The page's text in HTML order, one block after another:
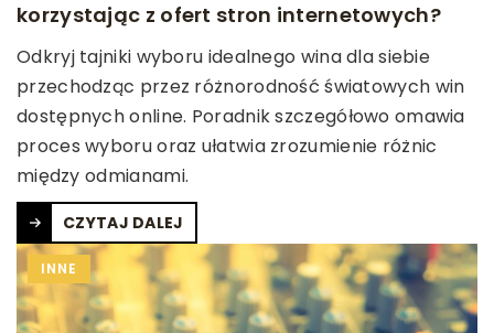
korzystając z ofert stron internetowych?
Odkryj tajniki wyboru idealnego wina dla siebie
przechodząc przez różnorodność światowych win
dostępnych online. Poradnik szczegółowo omawia
proces wyboru oraz ułatwia zrozumienie różnic
między odmianami.
CZYTAJ DALEJ
INNE